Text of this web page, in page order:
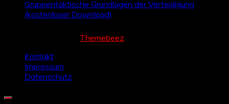
Gruppentaktische Grundlagen der Verteidigung
(kostenloser Download)
Themebeez
Kontakt
Impressum
Datenschutz